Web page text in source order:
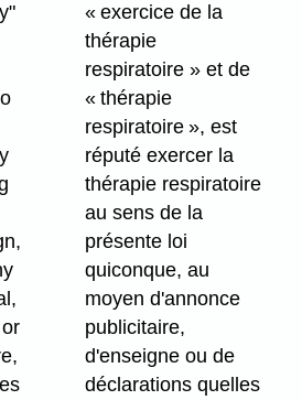
« exercice de la
thérapie
respiratoire » et de
« thérapie
respiratoire », est
réputé exercer la
thérapie respiratoire
au sens de la
présente loi
quiconque, au
moyen d'annonce
publicitaire,
d'enseigne ou de
déclarations quelles